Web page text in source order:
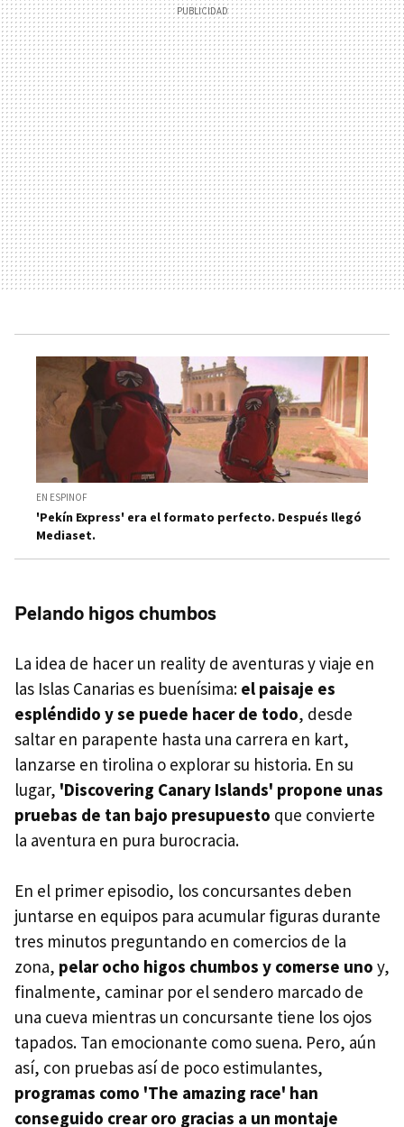
EN ESPINOF
'Pekín Express' era el formato perfecto. Después llegó
Mediaset.
Pelando higos chumbos
La idea de hacer un reality de aventuras y viaje en
las Islas Canarias es buenísima: el paisaje es
espléndido y se puede hacer de todo, desde
saltar en parapente hasta una carrera en kart,
lanzarse en tirolina o explorar su historia. En su
lugar, 'Discovering Canary Islands' propone unas
pruebas de tan bajo presupuesto que convierte
la aventura en pura burocracia.
En el primer episodio, los concursantes deben
juntarse en equipos para acumular figuras durante
tres minutos preguntando en comercios de la
zona, pelar ocho higos chumbos y comerse uno y,
finalmente, caminar por el sendero marcado de
una cueva mientras un concursante tiene los ojos
tapados. Tan emocionante como suena. Pero, aún
así, con pruebas así de poco estimulantes,
programas como 'The amazing race' han
conseguido crear oro gracias a un montaje